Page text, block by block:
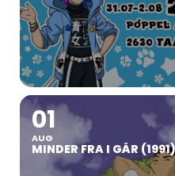
01
AUG
MINDER FRA I GÅR